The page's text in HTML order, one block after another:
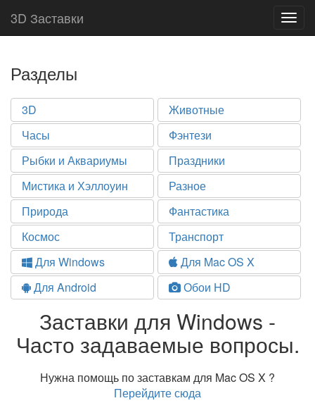
3D Заставки
Разделы
3D
Животные
Часы
Фэнтези
Рыбки и Аквариумы
Праздники
Мистика и Хэллоуин
Разное
Природа
Фантастика
Космос
Транспорт
Для Windows
Для Mac OS X
Для Android
Обои HD
Заставки для Windows -
Часто задаваемые вопросы.
Нужна помощь по заставкам для Mac OS X ?
Перейдите сюда